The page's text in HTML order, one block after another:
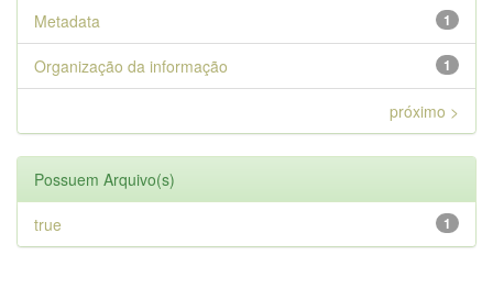
1
Metadata
1
Organização da informação
próximo >
Possuem Arquivo(s)
1
true